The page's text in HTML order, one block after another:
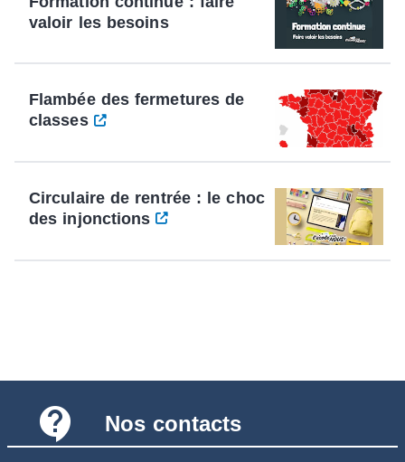
valoir les besoins
Flambée des fermetures de
classes
Circulaire de rentrée : le choc
des injonctions
contact_support Nos contacts